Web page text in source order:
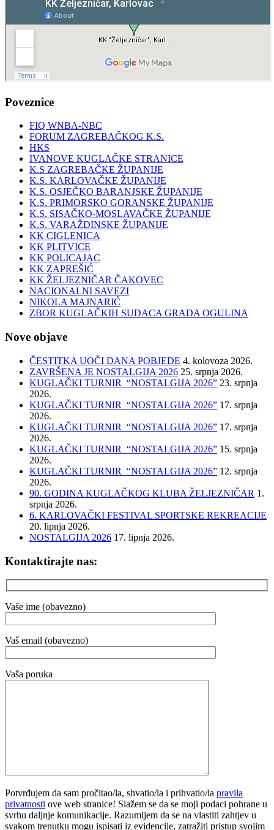
Poveznice
FIQ WNBA-NBC
FORUM ZAGREBAČKOG K.S.
HKS
IVANOVE KUGLAČKE STRANICE
K.S ZAGREBAČKE ŽUPANIJE
K.S. KARLOVAČKE ŽUPANIJE
K.S. OSJEČKO BARANJSKE ŽUPANIJE
K.S. PRIMORSKO GORANSKE ŽUPANIJE
K.S. SISAČKO-MOSLAVAČKE ŽUPANIJE
K.S. VARAŽDINSKE ŽUPANIJE
KK CIGLENICA
KK PLITVICE
KK POLICAJAC
KK ZAPREŠIĆ
KK ŽELJEZNIČAR ČAKOVEC
NACIONALNI SAVEZI
NIKOLA MAJNARIĆ
ZBOR KUGLAČKIH SUDACA GRADA OGULINA
Nove objave
ČESTITKA UOČI DANA POBJEDE 4. kolovoza 2026.
ZAVRŠENA JE NOSTALGIJA 2026 25. srpnja 2026.
KUGLAČKI TURNIR “NOSTALGIJA 2026” 23. srpnja
2026.
KUGLAČKI TURNIR “NOSTALGIJA 2026” 17. srpnja
2026.
KUGLAČKI TURNIR “NOSTALGIJA 2026” 17. srpnja
2026.
KUGLAČKI TURNIR “NOSTALGIJA 2026” 15. srpnja
2026.
KUGLAČKI TURNIR “NOSTALGIJA 2026” 12. srpnja
2026.
90. GODINA KUGLAČKOG KLUBA ŽELJEZNIČAR 1.
srpnja 2026.
6. KARLOVAČKI FESTIVAL SPORTSKE REKREACIJE
20. lipnja 2026.
NOSTALGIJA 2026 17. lipnja 2026.
Kontaktirajte nas:
Vaše ime (obavezno)
Vaš email (obavezno)
Vaša poruka
Potvrđujem da sam pročitao/la, shvatio/la i prihvatio/la pravila
privatnosti ove web stranice! Slažem se da se moji podaci pohrane u
svrhu daljnje komunikacije. Razumijem da se na vlastiti zahtjev u
svakom trenutku mogu ispisati iz evidencije, zatražiti pristup svojim